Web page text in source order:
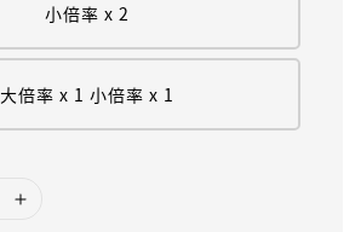
小倍率 x 2
大倍率 x 1 小倍率 x 1